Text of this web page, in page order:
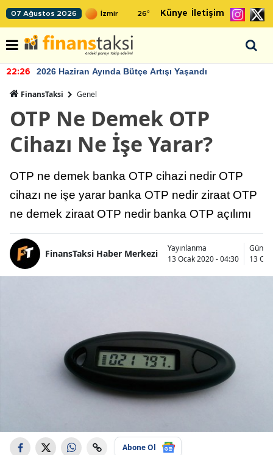
07 Ağustos 2026 26° Künye İletişim
22:26 2026 Haziran Ayında Bütçe Artışı Yaşandı
FinansTaksi Genel
OTP Ne Demek OTP
Cihazı Ne İşe Yarar?
OTP ne demek banka OTP cihazi nedir OTP
cihazı ne işe yarar banka OTP nedir ziraat OTP
ne demek ziraat OTP nedir banka OTP açılımı
FinansTaksi Haber Merkezi
Yayınlanma
13 Ocak 2020 - 04:30
13
Abone Ol